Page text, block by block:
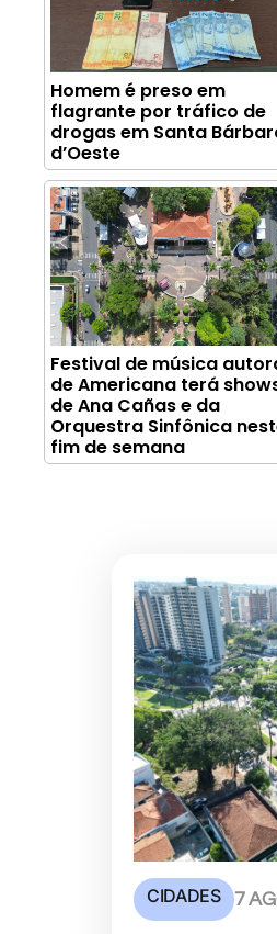
Homem é preso em
flagrante por tráfico de
drogas em Santa
d’Oeste
Festival de música
de Americana terá
de Ana Cañas e da
Orquestra Sinfônica
fim de semana
CIDADES 7